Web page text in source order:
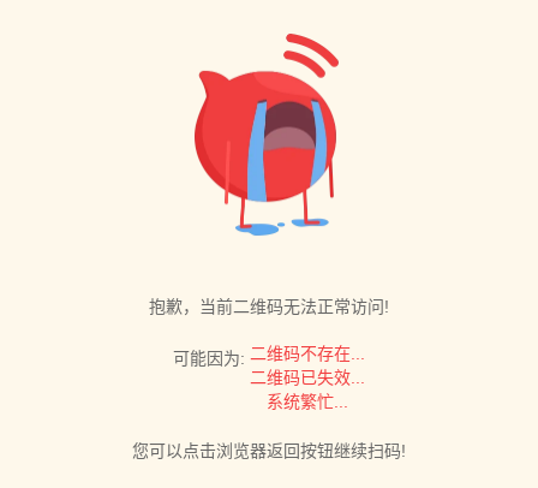
抱歉，当前二维码无法正常访问!
可能因为: 二维码不存在...
二维码已失效...
系统繁忙...
您可以点击浏览器返回按钮继续扫码!